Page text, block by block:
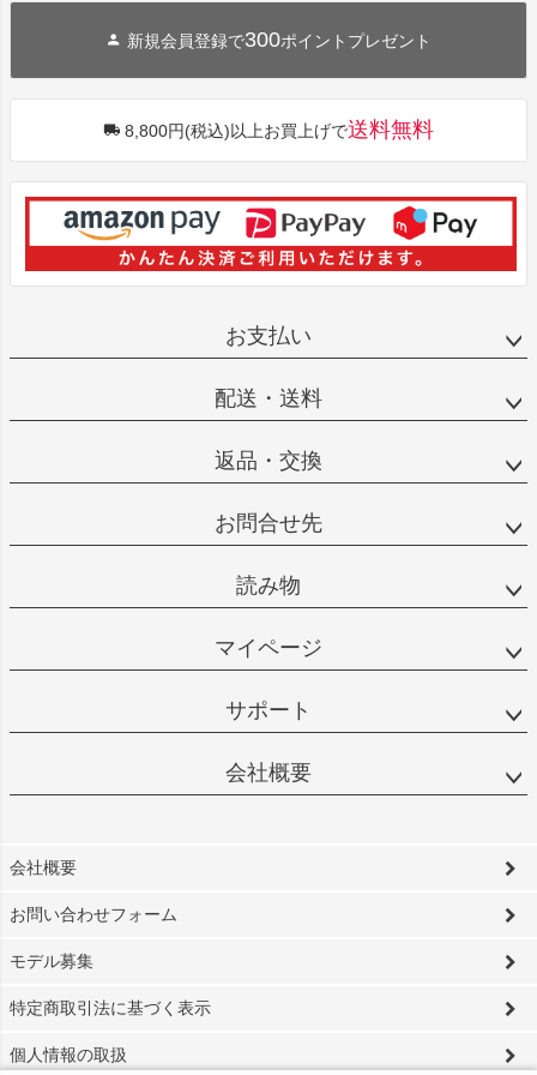
新規会員登録で300ポイントプレゼント
8,800円(税込)以上お買上げで送料無料
お支払い
配送・送料
返品・交換
お問合せ先
読み物
マイページ
サポート
会社概要
会社概要
お問い合わせフォーム
モデル募集
特定商取引法に基づく表示
個人情報の取扱